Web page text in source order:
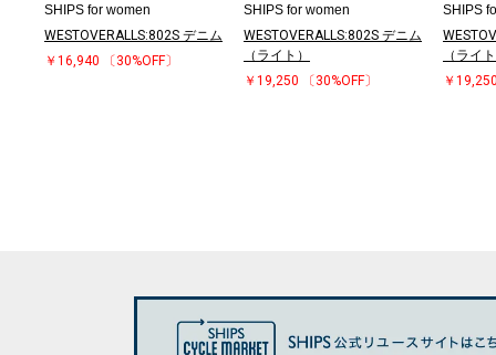
SHIPS for women
WESTOVERALLS:802S デニム
￥16,940
〔30%OFF〕
SHIPS for women
WESTOVERALLS:802S デニム
（ライト）
￥19,250
〔30%OFF〕
SHIPS
（ライ
￥